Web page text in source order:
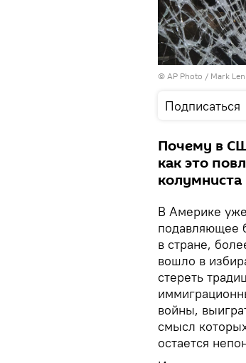
© AP Photo / Mark
Подписаться
Почему в
как это
В Америке
подавляющее
в стране,
вошло в
стереть
войны,
смысл
остается